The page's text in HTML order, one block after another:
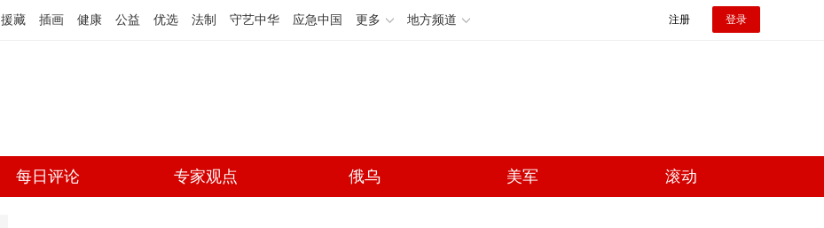
援藏 插画 健康 公益 优选 法制 守艺中华 应急中国 更多 地方频道 注册 登录
每日评论 专家观点 俄乌 美军 滚动